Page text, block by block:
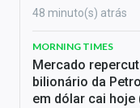
48 minuto(s) atrás
MORNING TIMES
Mercado
bilionário da
em dólar cai hoje